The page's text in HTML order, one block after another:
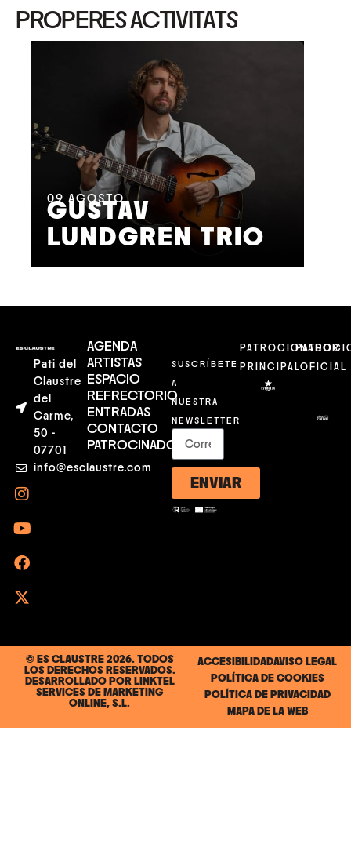
PROPERES ACTIVITATS
09 AGOSTO
GUSTAV
LUNDGREN TRIO
Pati del
Claustre
del
Carme,
50 -
07701
info@esclaustre.com
AGENDA
ARTISTAS
ESPACIO
REFRECTORIO
ENTRADAS
CONTACTO
PATROCINADORES
SUSCRÍBETE
A
NUESTRA
NEWSLETTER
ENVIAR
PATROCIONADOR
PRINCIPALOFICIAL
© ES CLAUSTRE 2026. TODOS
LOS DERECHOS RESERVADOS.
DESARROLLADO POR LINKTEL
SERVICES DE MARKETING
ONLINE, S.L.
ACCESIBILIDADAVISO LEGAL
POLÍTICA DE COOKIES
POLÍTICA DE PRIVACIDAD
MAPA DE LA WEB